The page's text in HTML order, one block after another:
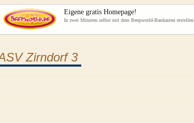
Eigene gratis Homepage!
In zwei Minuten selbst mit dem Beepworld-Baukasten erstellen.
Zirndorf 3